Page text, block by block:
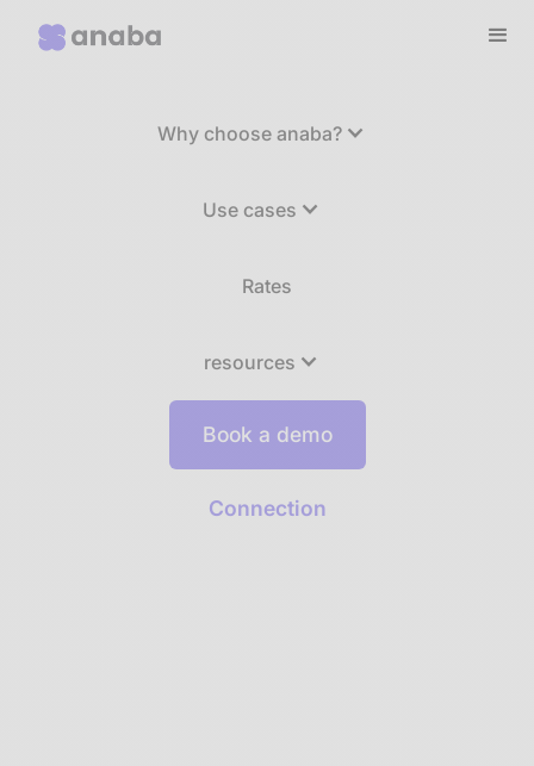
Why choose anaba?
Use cases
Rates
resources
Book a demo
Connection